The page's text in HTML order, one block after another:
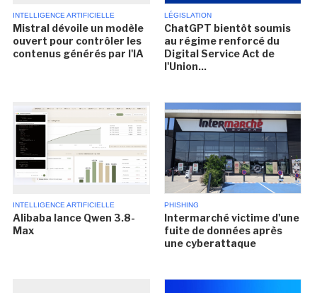
INTELLIGENCE ARTIFICIELLE
Mistral dévoile un modèle
ouvert pour contrôler les
contenus générés par l'IA
LÉGISLATION
ChatGPT bientôt soumis
au régime renforcé du
Digital Service Act de
l'Union...
INTELLIGENCE ARTIFICIELLE
Alibaba lance Qwen 3.8-
Max
PHISHING
Intermarché victime d'une
fuite de données après
une cyberattaque